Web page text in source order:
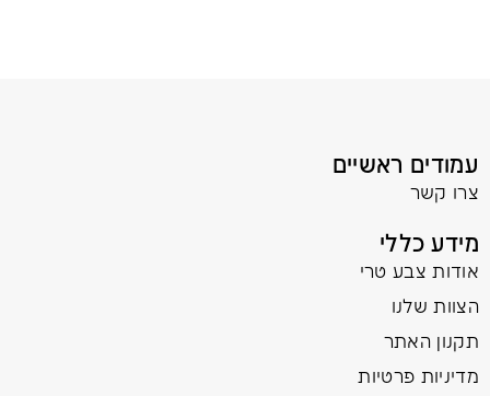
עמודים ראשיים
צרו קשר
מידע כללי
אודות צבע טרי
הצוות שלנו
תקנון האתר
מדיניות פרטיות